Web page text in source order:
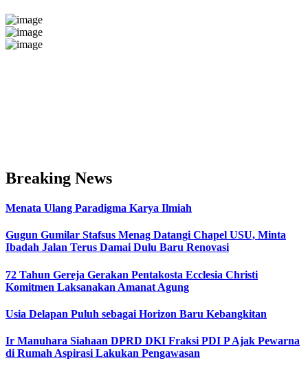
Breaking News
Menata Ulang Paradigma Karya Ilmiah
Gugun Gumilar Stafsus Menag Datangi Chapel USU, Minta
Ibadah Jalan Terus Damai Dulu Baru Renovasi
72 Tahun Gereja Gerakan Pentakosta Ecclesia Christi
Komitmen Laksanakan Amanat Agung
Usia Delapan Puluh sebagai Horizon Baru Kebangkitan
Ir Manuhara Siahaan DPRD DKI Fraksi PDI P Ajak Pewarna
di Rumah Aspirasi Lakukan Pengawasan